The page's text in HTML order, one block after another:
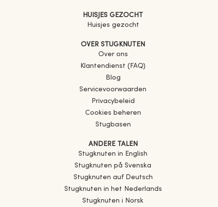
HUISJES GEZOCHT
Huisjes gezocht
OVER STUGKNUTEN
Over ons
Klantendienst (FAQ)
Blog
Servicevoorwaarden
Privacybeleid
Cookies beheren
Stugbasen
ANDERE TALEN
Stugknuten in English
Stugknuten på Svenska
Stugknuten auf Deutsch
Stugknuten in het Nederlands
Stugknuten i Norsk